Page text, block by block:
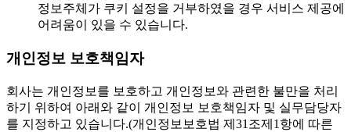
정보주체가 쿠키 설정을 거부하였을 경우 서비스 제공에
어려움이 있을 수 있습니다.
개인정보 보호책임자
회사는 개인정보를 보호하고 개인정보와 관련한 불만을 처리
하기 위하여 아래와 같이 개인정보 보호책임자 및 실무담당자
를 지정하고 있습니다.(개인정보보호법 제31조제1항에 따른